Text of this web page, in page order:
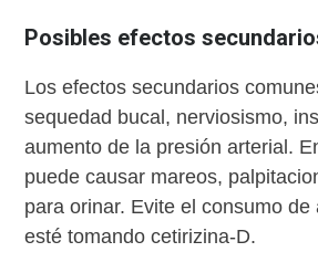
Posibles efectos
Los efectos secundarios
sequedad bucal, nerviosismo,
aumento de la presión arterial.
puede causar mareos,
para orinar. Evite el consumo
esté tomando cetirizina-D.